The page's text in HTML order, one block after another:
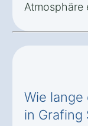
Atmosphäre
Wie
in Grafing